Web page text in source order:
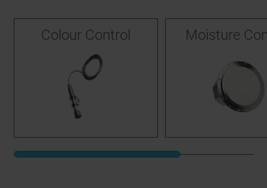
Colour Control Moisture